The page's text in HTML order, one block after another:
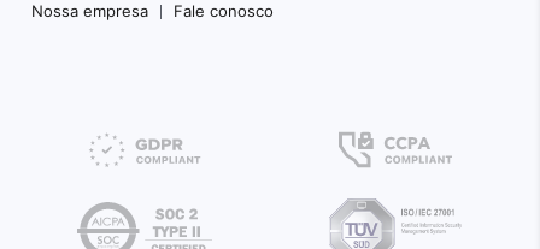
Nossa empresa Fale conosco